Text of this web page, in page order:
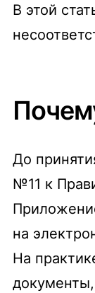
В этой
До
№11 к
на
На